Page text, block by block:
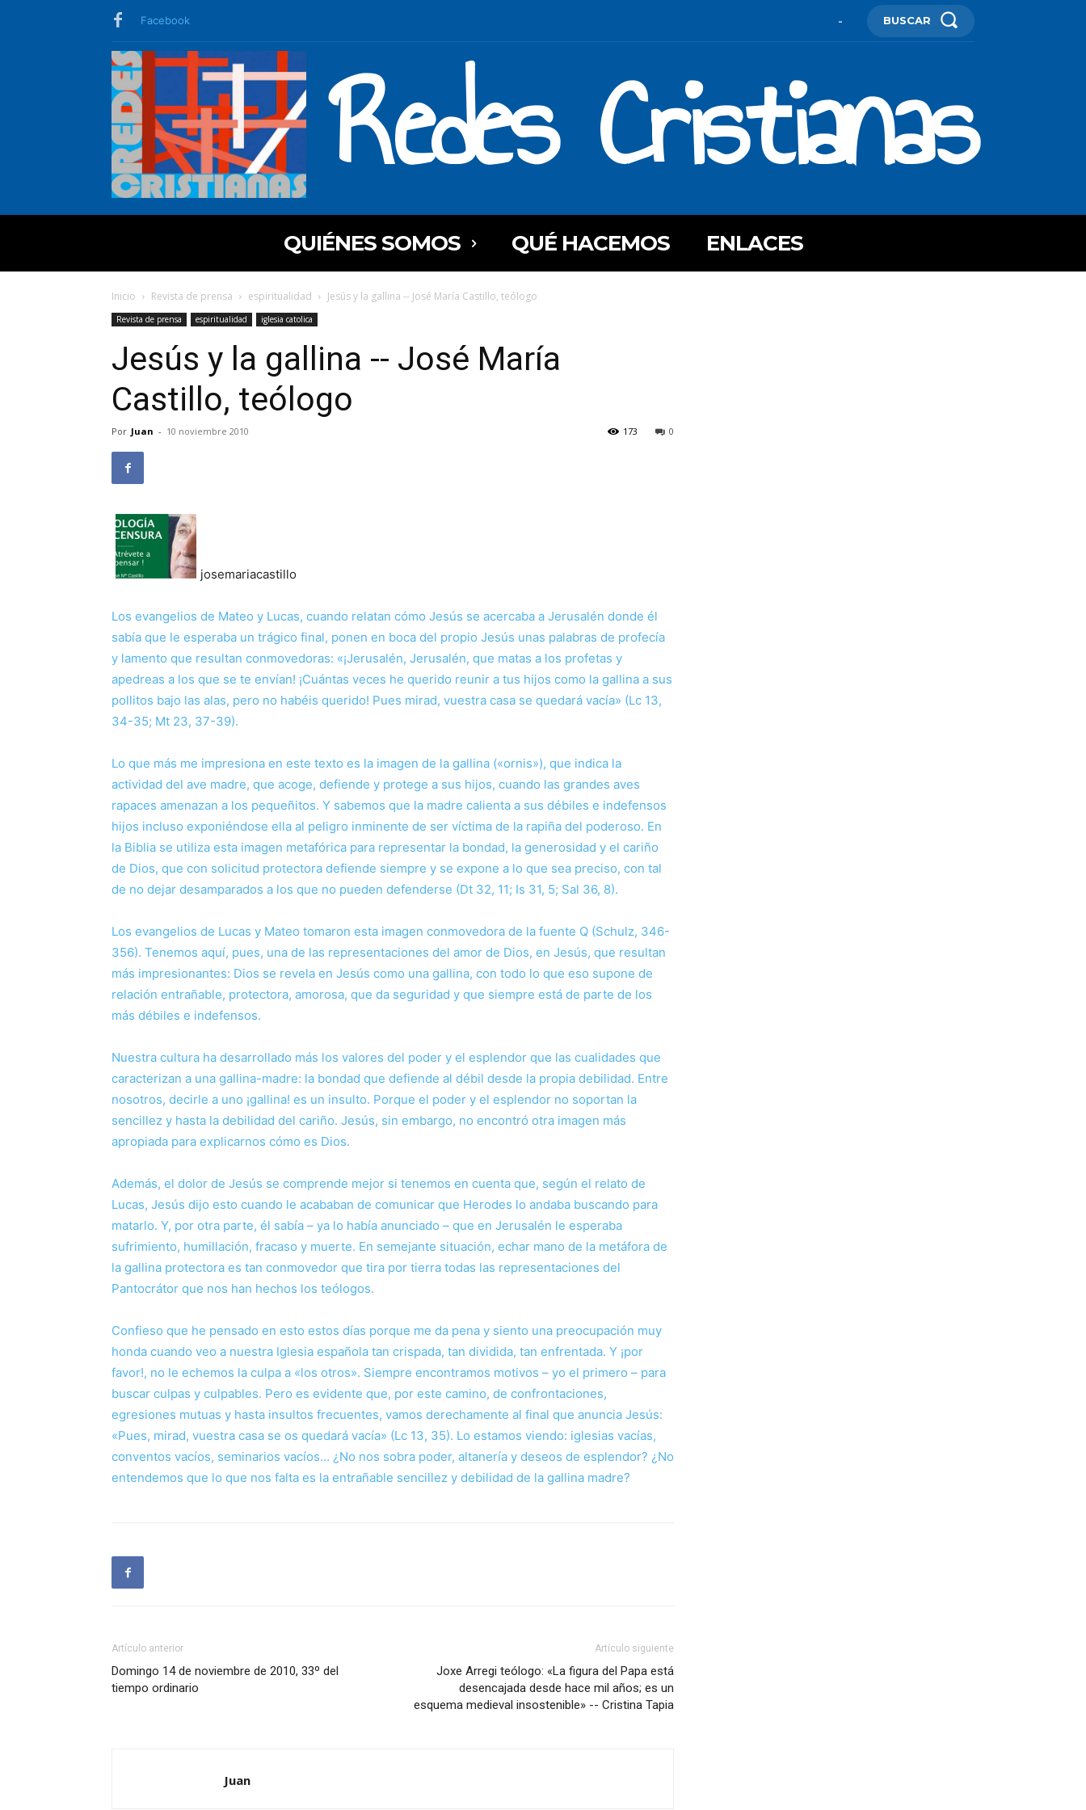
Facebook - BUSCAR
Redes Cristianas
QUIÉNES SOMOS QUÉ HACEMOS ENLACES
Inicio Revista de prensa espiritualidad Jesús y la gallina -- José María Castillo, teólogo
Revista de prensa espiritualidad iglesia catolica
Jesús y la gallina -- José María
Castillo, teólogo
Por Juan - 10 noviembre 2010 0
173
josemariacastillo
Los evangelios de Mateo y Lucas, cuando relatan cómo Jesús se acercaba a Jerusalén donde él
sabía que le esperaba un trágico final, ponen en boca del propio Jesús unas palabras de profecía
y lamento que resultan conmovedoras: «¡Jerusalén, Jerusalén, que matas a los profetas y
apedreas a los que se te envían! ¡Cuántas veces he querido reunir a tus hijos como la gallina a sus
pollitos bajo las alas, pero no habéis querido! Pues mirad, vuestra casa se quedará vacía» (Lc 13,
34-35; Mt 23, 37-39).
Lo que más me impresiona en este texto es la imagen de la gallina («ornis»), que indica la
actividad del ave madre, que acoge, defiende y protege a sus hijos, cuando las grandes aves
rapaces amenazan a los pequeñitos. Y sabemos que la madre calienta a sus débiles e indefensos
hijos incluso exponiéndose ella al peligro inminente de ser víctima de la rapiña del poderoso. En
la Biblia se utiliza esta imagen metafórica para representar la bondad, la generosidad y el cariño
de Dios, que con solicitud protectora defiende siempre y se expone a lo que sea preciso, con tal
de no dejar desamparados a los que no pueden defenderse (Dt 32, 11; Is 31, 5; Sal 36, 8).
Los evangelios de Lucas y Mateo tomaron esta imagen conmovedora de la fuente Q (Schulz, 346-
356). Tenemos aquí, pues, una de las representaciones del amor de Dios, en Jesús, que resultan
más impresionantes: Dios se revela en Jesús como una gallina, con todo lo que eso supone de
relación entrañable, protectora, amorosa, que da seguridad y que siempre está de parte de los
más débiles e indefensos.
Nuestra cultura ha desarrollado más los valores del poder y el esplendor que las cualidades que
caracterizan a una gallina-madre: la bondad que defiende al débil desde la propia debilidad. Entre
nosotros, decirle a uno ¡gallina! es un insulto. Porque el poder y el esplendor no soportan la
sencillez y hasta la debilidad del cariño. Jesús, sin embargo, no encontró otra imagen más
apropiada para explicarnos cómo es Dios.
Además, el dolor de Jesús se comprende mejor si tenemos en cuenta que, según el relato de
Lucas, Jesús dijo esto cuando le acababan de comunicar que Herodes lo andaba buscando para
matarlo. Y, por otra parte, él sabía – ya lo había anunciado – que en Jerusalén le esperaba
sufrimiento, humillación, fracaso y muerte. En semejante situación, echar mano de la metáfora de
la gallina protectora es tan conmovedor que tira por tierra todas las representaciones del
Pantocrátor que nos han hechos los teólogos.
Confieso que he pensado en esto estos días porque me da pena y siento una preocupación muy
honda cuando veo a nuestra Iglesia española tan crispada, tan dividida, tan enfrentada. Y ¡por
favor!, no le echemos la culpa a «los otros». Siempre encontramos motivos – yo el primero – para
buscar culpas y culpables. Pero es evidente que, por este camino, de confrontaciones,
egresiones mutuas y hasta insultos frecuentes, vamos derechamente al final que anuncia Jesús:
«Pues, mirad, vuestra casa se os quedará vacía» (Lc 13, 35). Lo estamos viendo: iglesias vacías,
conventos vacíos, seminarios vacíos… ¿No nos sobra poder, altanería y deseos de esplendor? ¿No
entendemos que lo que nos falta es la entrañable sencillez y debilidad de la gallina madre?
Artículo anterior
Domingo 14 de noviembre de 2010, 33º del
tiempo ordinario
Artículo siguiente
Joxe Arregi teólogo: «La figura del Papa está
desencajada desde hace mil años; es un
esquema medieval insostenible» -- Cristina Tapia
Juan